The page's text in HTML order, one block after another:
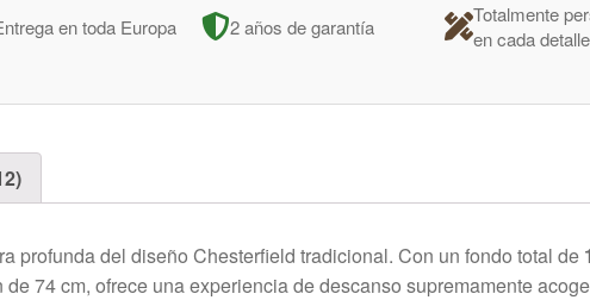
en toda Europa 2 años de garantía
Totalmente
en cada detalle
profunda del diseño Chesterfield tradicional. Con un fondo total de
74 cm, ofrece una experiencia de descanso supremamente